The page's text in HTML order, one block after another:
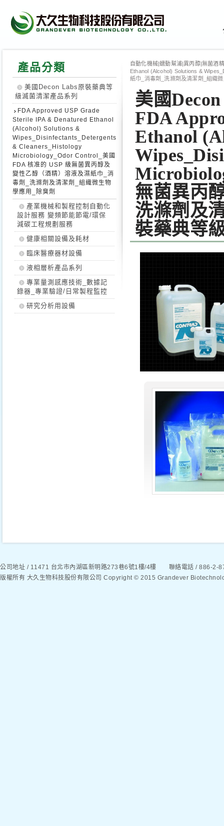
產品分類
美國Decon Labs原裝藥典等
級滅菌清潔產品系列
FDA Approved USP Grade
Sterile IPA & Denatured Ethanol
(Alcohol) Solutions &
Wipes_Disinfectants_Detergents
& Cleaners_Histology
Microbiology_Odor Control_美國
FDA 核准的 USP 級無菌異丙醇及
變性乙醇（酒精）溶液及濕紙巾_消
毒劑_洗滌劑及清潔劑_組織微生物
學應用_除臭劑
產業機械和製程控制自動化
設計服務 變頻節能節電/環保
減碳工程規劃服務
健康相關設備及耗材
臨床醫療器材設備
液相層析產品系列
專業量測感應技術_數據記
錄器_專業驗證/日常製程監控
研究分析用設備
自動化機械|蠕動幫浦|異丙醇|無菌酒
Ethanol (Alcohol) Solutions &
紙巾_消毒劑_洗滌劑及清潔劑_組織
美國
FDA
Ethanol
無菌異丙
洗滌劑及
裝藥典等
公司地址 / 11471 台北市內湖區新明路273巷6號1樓/4樓 聯絡電話 / 886-
版權所有 大久生物科技股份有限公司 Copyright © 2015 Grandever